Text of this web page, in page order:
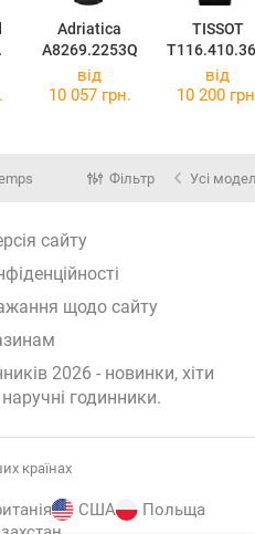
Adriatica
A8269.2253Q
TISSOT
67.00
від
10 057 грн.
від
10 200
Фільтр Усі
сайту
щодо сайту
2026 - новинки, хіти
годинники.
країнах
США
Польща